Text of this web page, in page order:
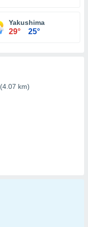
Yakushima
29° 25°
(4.07 km)